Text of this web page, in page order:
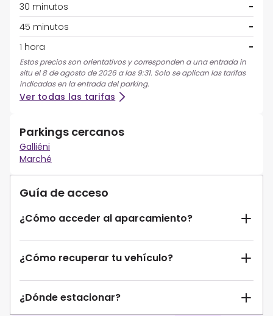
30 minutos
-
45 minutos
-
1 hora
-
Estos precios son orientativos y corresponden a una entrada in
situ el 8 de agosto de 2026 a las 9:31. Solo se aplican las tarifas
indicadas en la entrada del parking.
Ver todas las tarifas
Parkings cercanos
Galliéni
Marché
Guía de acceso
¿Cómo acceder al aparcamiento?
¿Cómo recuperar tu vehículo?
¿Dónde estacionar?